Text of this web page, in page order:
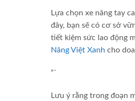
Lựa chọn xe nâng tay
đây, bạn sẽ có cơ sở
tiết kiệm sức lao động
Nâng Việt Xanh cho
“`
Lưu ý rằng trong đoạn